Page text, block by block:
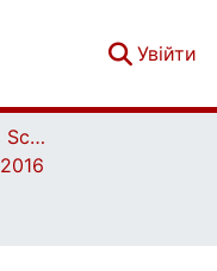
Увійти
Наукова періодика | Scientific periodicals
2016